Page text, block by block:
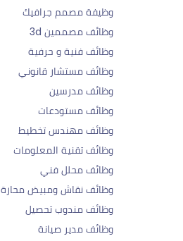
وظيفة مصمم جرافيك
وظائف مصممين 3d
وظائف فنية و حرفية
وظائف مستشار قانوني
وظائف مدرسين
وظائف مستودعات
وظائف مهندس تخطيط
وظائف تقنية المعلومات
وظائف محلل فني
وظائف نقاش ومبيض محارة
وظائف مندوب تحصيل
وظائف مدير صيانة